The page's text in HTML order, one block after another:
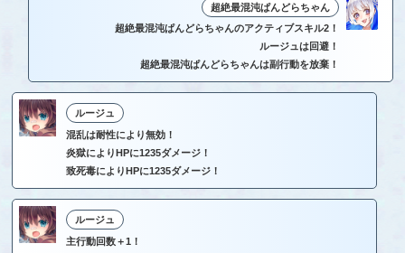
超絶最混沌ぱんどらちゃん
超絶最混沌ぱんどらちゃんのアクティブスキル2！
ルージュは回避！
超絶最混沌ぱんどらちゃんは副行動を放棄！
ルージュ
混乱は耐性により無効！
炎獄によりHPに1235ダメージ！
致死毒によりHPに1235ダメージ！
ルージュ
主行動回数＋1！